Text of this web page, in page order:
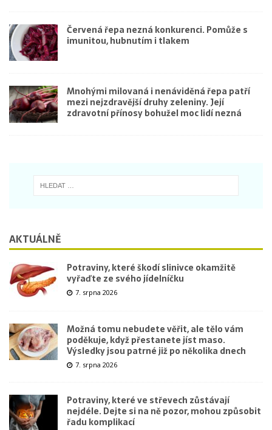
Červená řepa nezná konkurenci. Pomůže s
imunitou, hubnutím i tlakem
Mnohými milovaná i nenáviděná řepa patří
mezi nejzdravější druhy zeleniny. Její
zdravotní přínosy bohužel moc lidí nezná
AKTUÁLNĚ
Potraviny, které škodí slinivce okamžitě
vyřaďte ze svého jídelníčku
7. srpna 2026
Možná tomu nebudete věřit, ale tělo vám
poděkuje, když přestanete jíst maso.
Výsledky jsou patrné již po několika dnech
7. srpna 2026
Potraviny, které ve střevech zůstávají
nejdéle. Dejte si na ně pozor, mohou způsobit
řadu komplikací